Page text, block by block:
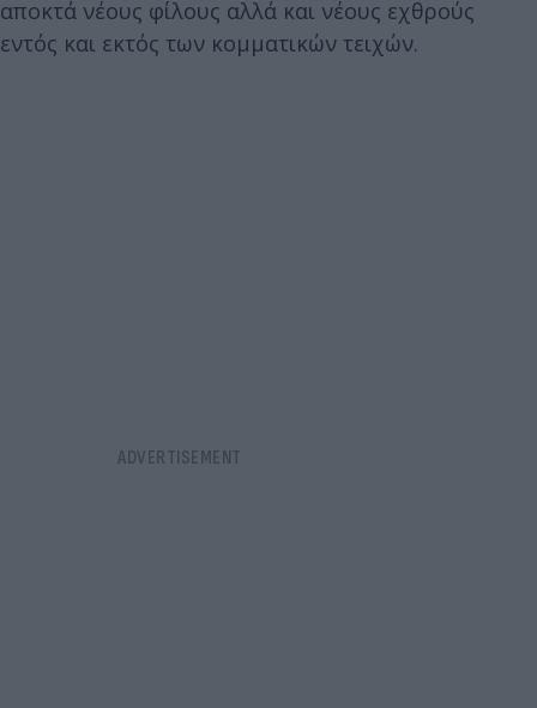
αποκτά νέους φίλους αλλά και νέους εχθρούς
εντός και εκτός των κομματικών τειχών.